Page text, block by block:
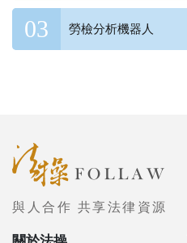
勞檢分析機器人
與人合作 共享法律資源